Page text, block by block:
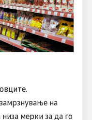
на
мерки за да го